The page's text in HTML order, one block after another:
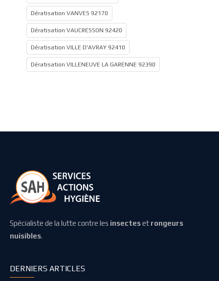
Dératisation VANVES 92170
Dératisation VAUCRESSON 92420
Dératisation VILLE D'AVRAY 92410
Dératisation VILLENEUVE LA GARENNE 92390
Spécialiste de la lutte contre les insecteset rongeurs
nuisibles.
DERNIERS ARTICLES